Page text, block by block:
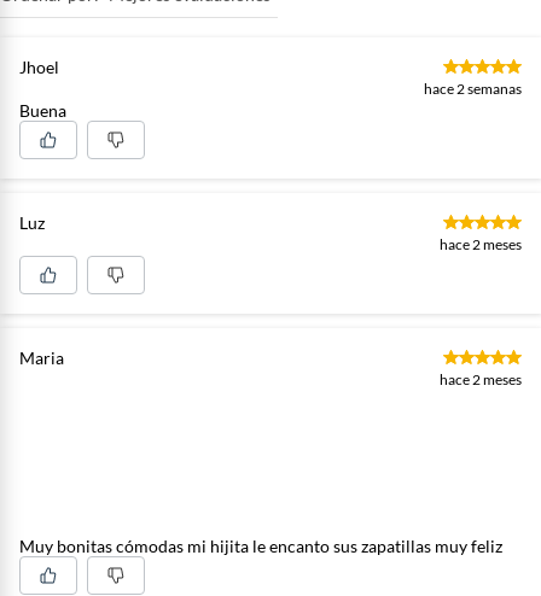
Jhoel
hace 2 semanas
Buena
Luz
hace 2 meses
Maria
hace 2 meses
Muy bonitas cómodas mi hijita le encanto sus zapatillas muy feliz